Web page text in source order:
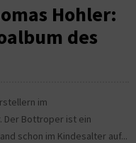
Hohler:
des
im
Der Bottroper ist ein
schon im Kindesalter auf...